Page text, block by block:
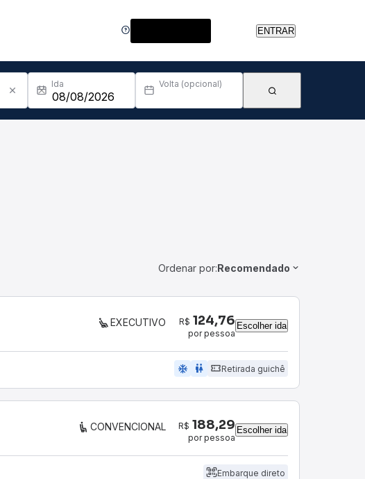
ENTRAR
Ida Volta (opcional)
Ordenar por:Recomendado
EXECUTIVO R$ 124,76
por pessoa
Escolher ida
ac_unit wc Retirada guichê
CONVENCIONAL R$ 188,29
por pessoa
Escolher ida
Embarque direto